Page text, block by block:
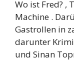
Wo ist Fred? ,
Machine .
Gastrollen in
darunter
und Sinan